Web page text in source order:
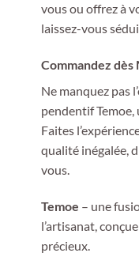
vous ou offrez à
laissez-vous
Commandez
Ne manquez pas
pendentif Temoe,
Faites
qualité inégalée,
vous.
Temoe – une
l’artisanat,
précieux.